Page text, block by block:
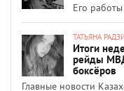
Его работы
ТАТЬЯНА
Итоги
рейды
боксёров
Главные новости